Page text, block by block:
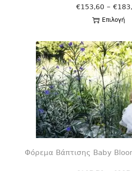
€153,60 – €
Επιλογή
Φόρεμα Βάπτισης Βaby